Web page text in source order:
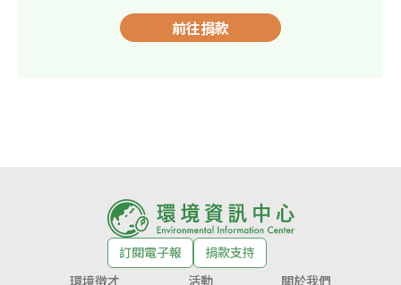
前往捐款
訂閱電子報
捐款支持
環境徵才
活動 關於我們